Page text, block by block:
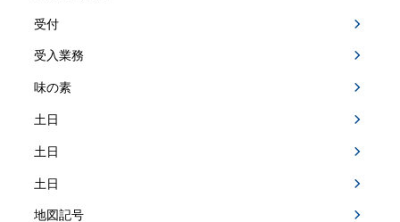
受付
受入業務
味の素
土日
土日
土日
地図記号